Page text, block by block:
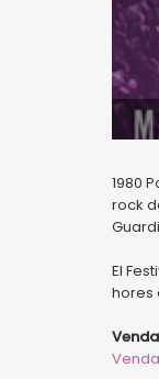
1980
rock
El
hores